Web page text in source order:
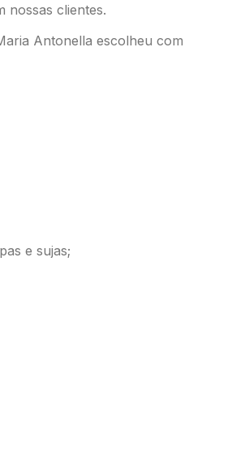
nossas clientes.
Antonella escolheu com
e sujas;